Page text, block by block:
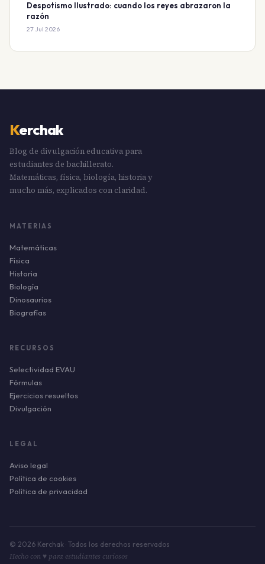
Despotismo Ilustrado: cuando los reyes abrazaron la
razón
27 Jul 2026
Kerchak
Blog de divulgación educativa para
estudiantes de bachillerato.
Matemáticas, física, biología, historia y
mucho más, explicados con claridad.
MATERIAS
Matemáticas
Física
Historia
Biología
Dinosaurios
Biografías
RECURSOS
Selectividad EVAU
Fórmulas
Ejercicios resueltos
Divulgación
LEGAL
Aviso legal
Política de cookies
Política de privacidad
© 2026 Kerchak · Todos los derechos reservados
Hecho con ♥ para estudiantes curiosos